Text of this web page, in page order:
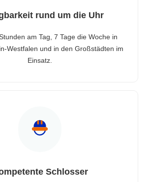
rund um die Uhr
am Tag, 7 Tage die Woche in
Westfalen und in den Großstädten im
Einsatz.
Schlosser